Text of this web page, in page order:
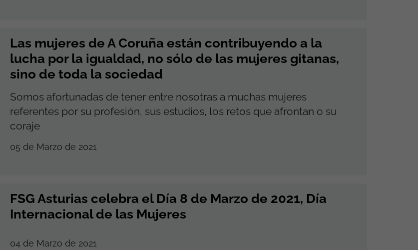
Las mujeres de A Coruña están contribuyendo a la
lucha por la igualdad, no sólo de las mujeres gitanas,
sino de toda la sociedad
Somos afortunadas de tener entre nosotras a muchas mujeres
referentes por su profesión, sus estudios, los retos que afrontan o su
coraje
05 de Marzo de 2021
FSG Asturias celebra el Día 8 de Marzo de 2021, Día
Internacional de las Mujeres
04 de Marzo de 2021